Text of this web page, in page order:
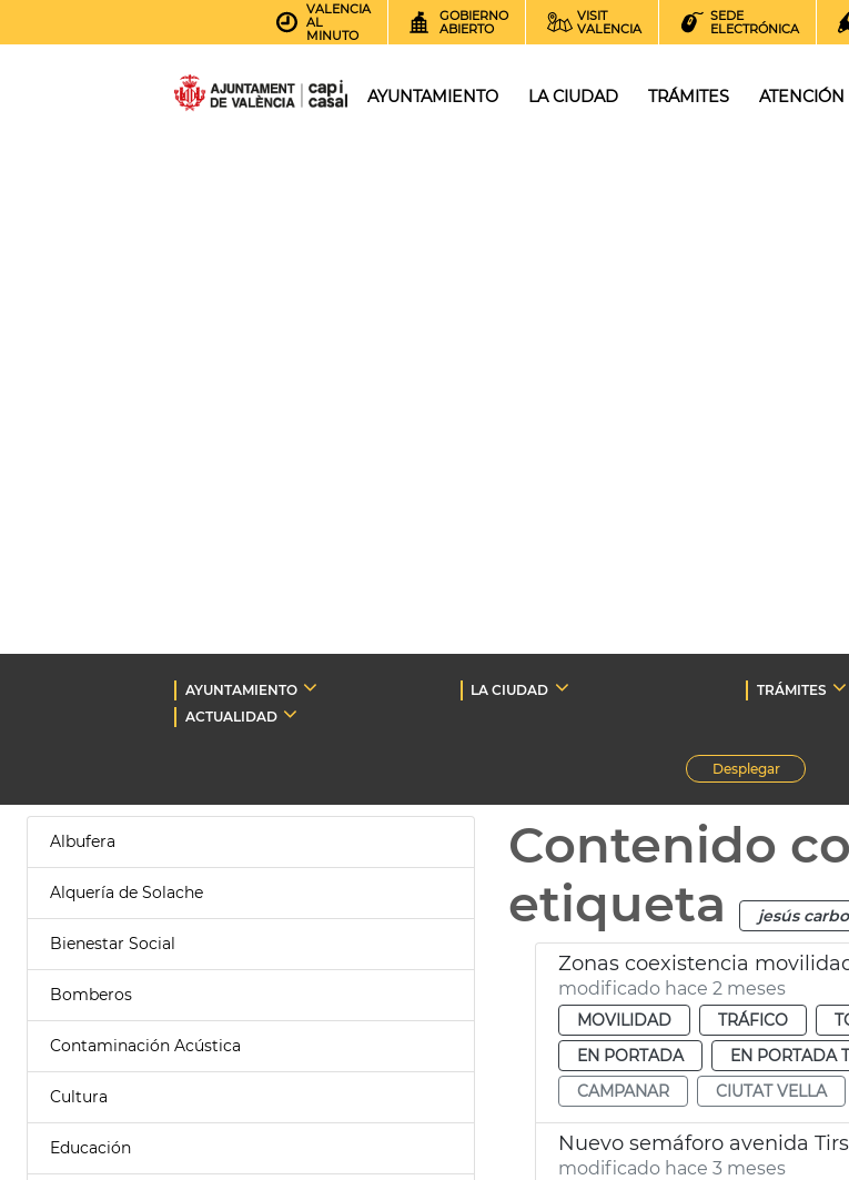
VALENCIA
AL
MINUTO
GOBIERNO
ABIERTO
VISIT
VALENCIA
SEDE
ELECTRÓNICA
AYUNTAMIENTO LA CIUDAD TRÁMITES
AYUNTAMIENTO LA CIUDAD TRÁMITES
ACTUALIDAD
Desplegar
Albufera
Alquería de Solache
Bienestar Social
Bomberos
Contaminación Acústica
Cultura
Educación
Contenido
etiqueta
jesús
Zonas coexistencia
modificado hace 2 meses
MOVILIDAD TRÁFICO
EN PORTADA
EN PORTADA
CAMPANAR
CIUTAT VELLA
Nuevo semáforo avenida
modificado hace 3 meses